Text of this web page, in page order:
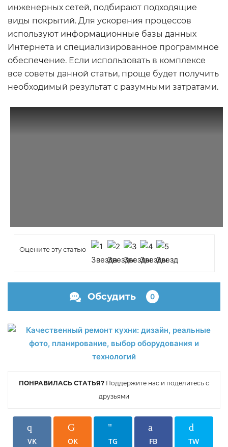
инженерных сетей, подбирают подходящие
виды покрытий. Для ускорения процессов
используют информационные базы данных
Интернета и специализированное программное
обеспечение. Если использовать в комплексе
все советы данной статьи, проще будет получить
необходимый результат с разумными затратами.
Оцените эту статью
Обсудить 0
ПОНРАВИЛАСЬ СТАТЬЯ? Поддержите нас и поделитесь с
друзьями
VK OK TG FB TW